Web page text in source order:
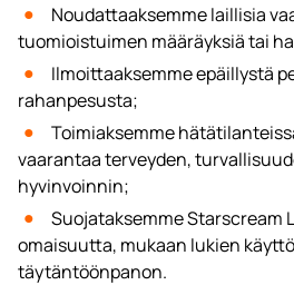
Noudattaaksemme laillisia
tuomioistuimen määräyksiä tai
Ilmoittaaksemme epäillystä
rahanpesusta;
Toimiaksemme
vaarantaa terveyden,
hyvinvoinnin;
Suojataksemme Starscream
omaisuutta, mukaan lukien
täytäntöönpanon.